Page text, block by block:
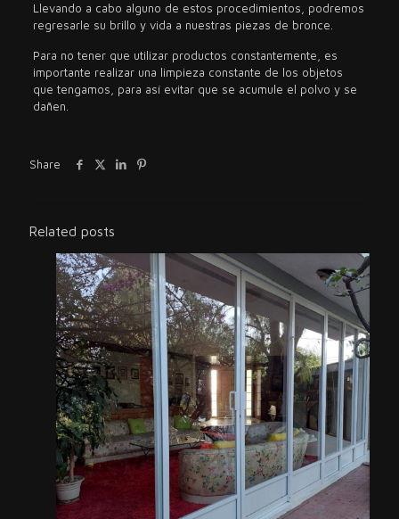
Llevando a cabo alguno de estos procedimientos, podremos
regresarle su brillo y vida a nuestras piezas de bronce.
Para no tener que utilizar productos constantemente, es
importante realizar una limpieza constante de los objetos
que tengamos, para así evitar que se acumule el polvo y se
dañen.
Share
Related posts